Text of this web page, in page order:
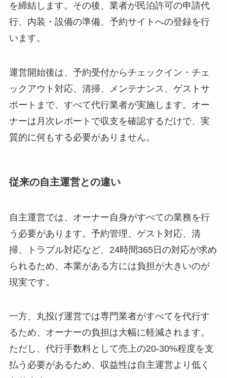
を締結します。その後、業者が民泊許可の申請代
行、内装・設備の準備、予約サイトへの登録を行
います。
運営開始後は、予約受付からチェックイン・チェ
ックアウト対応、清掃、メンテナンス、ゲストサ
ポートまで、すべて代行業者が実施します。オー
ナーは月次レポートで収支を確認するだけで、実
質的に何もする必要がありません。
従来の自主運営との違い
自主運営では、オーナー自身がすべての業務を行
う必要があります。予約管理、ゲスト対応、清
掃、トラブル対応など、24時間365日の対応が求め
られるため、本業がある方には負担が大きいのが
現実です。
一方、丸投げ運営では専門業者がすべてを代行す
るため、オーナーの負担は大幅に軽減されます。
ただし、代行手数料として売上の20-30%程度を支
払う必要があるため、収益性は自主運営より低く